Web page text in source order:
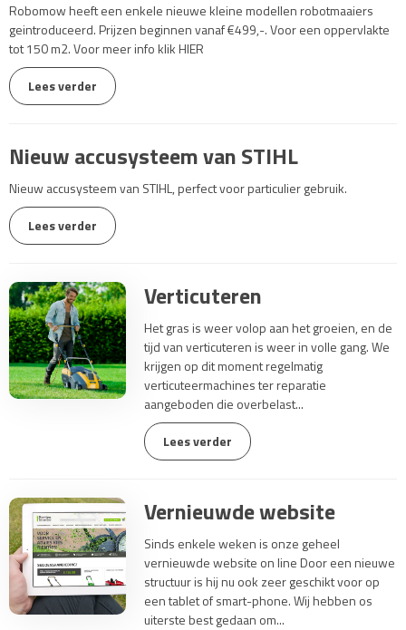
Robomow heeft een enkele nieuwe kleine modellen robotmaaiers
geintroduceerd. Prijzen beginnen vanaf €499,-. Voor een oppervlakte
tot 150 m2. Voor meer info klik HIER
Lees verder
Nieuw accusysteem van STIHL
Nieuw accusysteem van STIHL, perfect voor particulier gebruik.
Lees verder
Verticuteren
Het gras is weer volop aan het groeien, en de
tijd van verticuteren is weer in volle gang. We
krijgen op dit moment regelmatig
verticuteermachines ter reparatie
aangeboden die overbelast...
Lees verder
Vernieuwde website
Sinds enkele weken is onze geheel
vernieuwde website on line Door een nieuwe
structuur is hij nu ook zeer geschikt voor op
een tablet of smart-phone. Wij hebben os
uiterste best gedaan om...